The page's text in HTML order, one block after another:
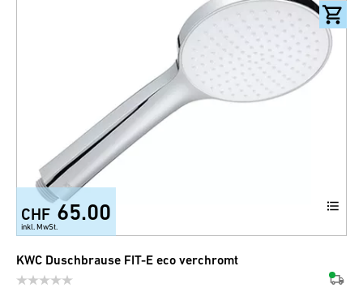
CHF 65.00
inkl. MwSt.
KWC Duschbrause FIT-E eco verchromt